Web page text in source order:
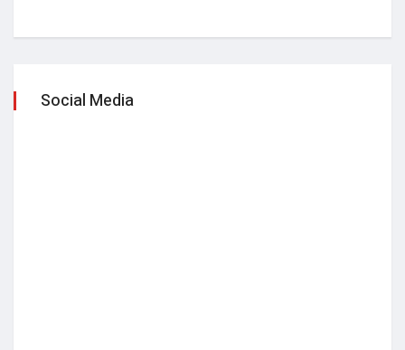
Social Media